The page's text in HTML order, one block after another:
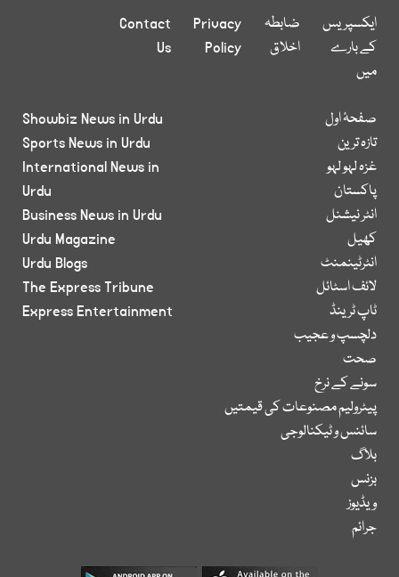
ایکسپریس
کے بارے
میں
ضابطہ
اخلاق
Privacy
Policy
Contact
Us
صفحۂ اول
تازہ ترین
غزہ لہو لہو
پاکستان
انٹر نیشنل
کھیل
انٹرٹینمنٹ
لائف اسٹائل
ٹاپ ٹرینڈ
دلچسپ و عجیب
صحت
سونے کے نرخ
پیٹرولیم مصنوعات کی قیمتیں
سائنس و ٹیکنالوجی
بلاگ
بزنس
ویڈیوز
جرائم
Showbiz News in Urdu
Sports News in Urdu
International News in
Urdu
Business News in Urdu
Urdu Magazine
Urdu Blogs
The Express Tribune
Express Entertainment